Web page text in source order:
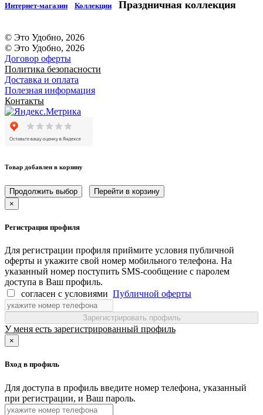
Интернет-магазин Коллекции Праздничная коллекция
© Это Удобно, 2026
© Это Удобно, 2026
Договор оферты
Политика безопасности
Доставка и оплата
Полезная информация
Контакты
Товар добавлен в корзину
Продолжить выбор
Перейти в корзину
×
Регистрация профиля
Для регистрации профиля приймите условия публичной
оферты и укажите свой номер мобильного телефона. На
указанный номер поступить SMS-сообщение с паролем
доступа в Ваш профиль.
согласен с условиями Публичной оферты
Зарегистрировать профиль
У меня есть зарегистрированный профиль
×
Вход в профиль
Для доступа в профиль введите номер телефона, указанный
при регистрации, и Ваш пароль.